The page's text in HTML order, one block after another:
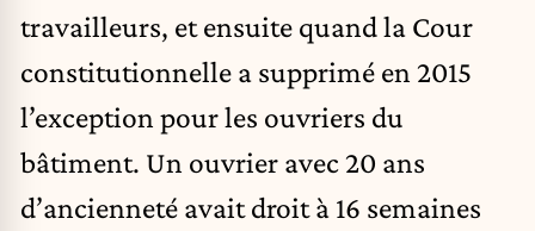
travailleurs, et ensuite quand la Cour
constitutionnelle a supprimé en 2015
l’exception pour les ouvriers du
bâtiment. Un ouvrier avec 20 ans
d’ancienneté avait droit à 16 semaines